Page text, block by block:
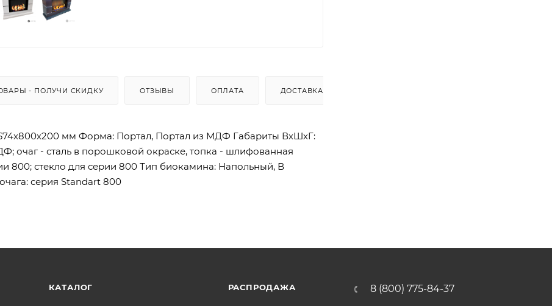
- ПОЛУЧИ СКИДКУ ОТЗЫВЫ ОПЛАТА ДОСТАВКА
мм Форма: Портал, Портал из МДФ Габариты ВхШхГ:
очаг - сталь в порошковой окраске, топка - шлифованная
800; стекло для серии 800 Тип биокамина: Напольный, В
серия Standart 800
КАТАЛОГ РАСПРОДАЖА 8 (800) 775-84-37